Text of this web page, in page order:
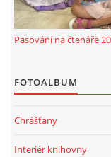
Pasování na čtenáře
FOTOALBUM
Chrášťany
Interiér knihovny